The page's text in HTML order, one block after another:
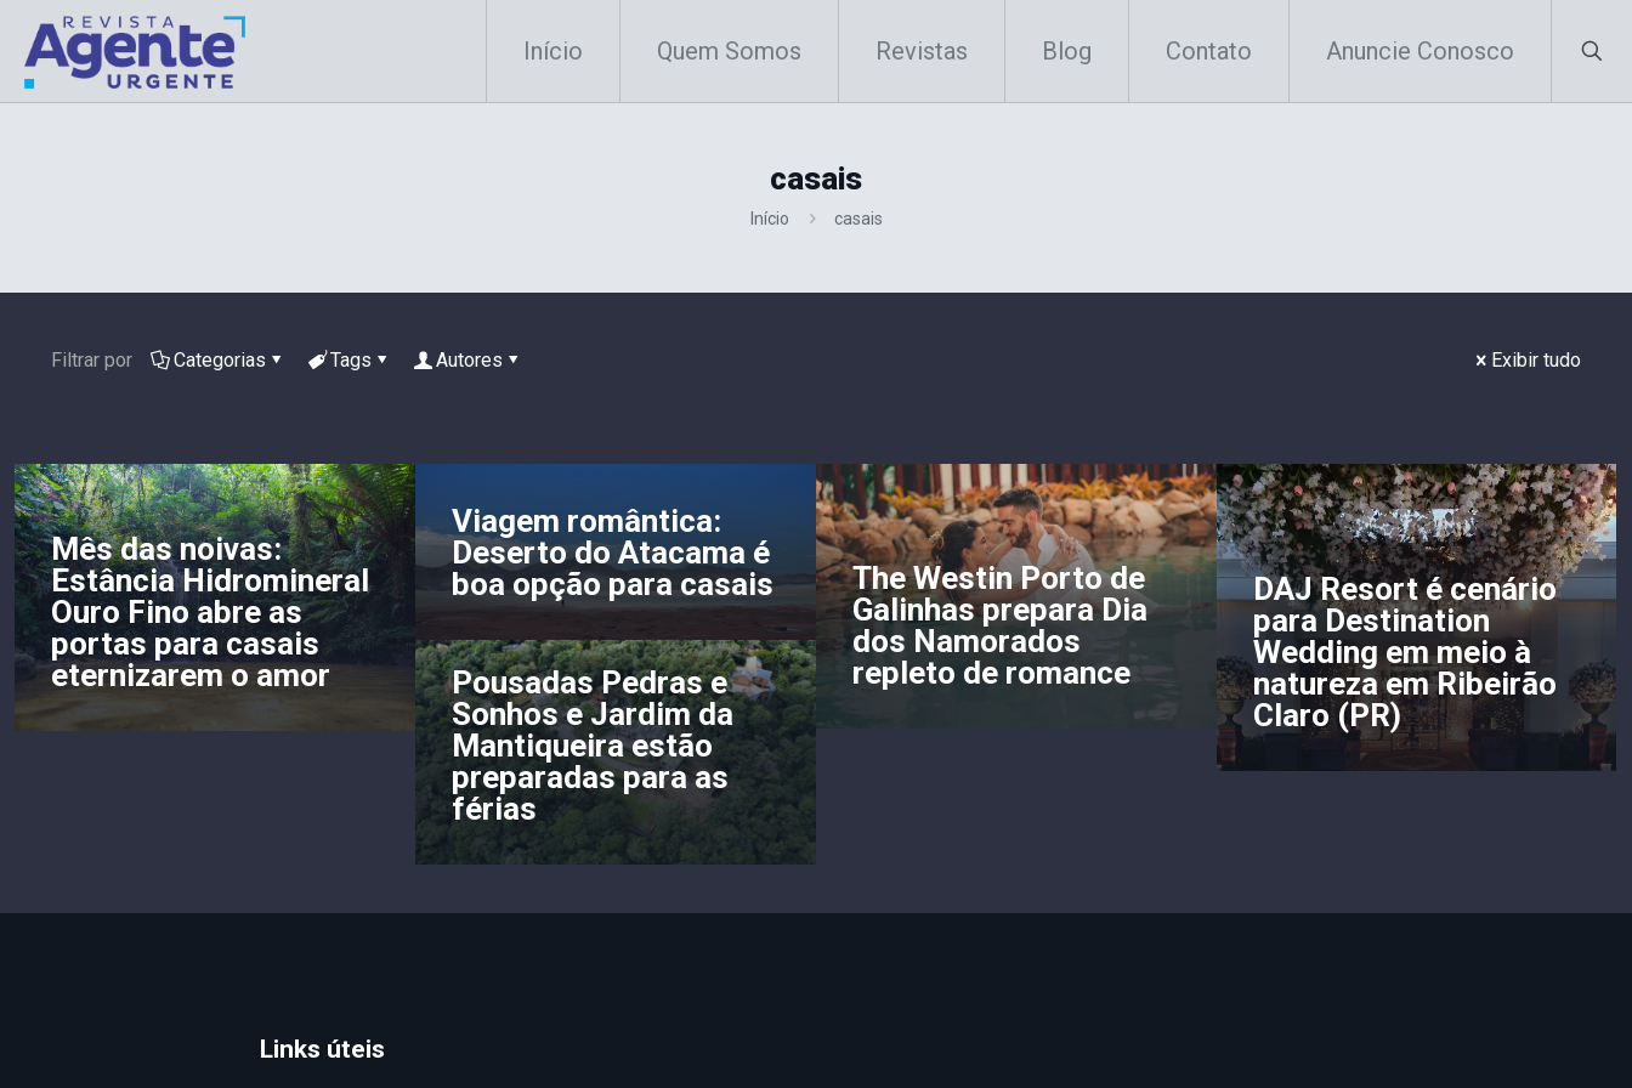
Início Quem Somos Revistas Blog Contato Anuncie Conosco
casais
Início casais
Filtrar por Categorias Tags Autores Exibir tudo
Mês das noivas:
Estância Hidromineral
Ouro Fino abre as
portas para casais
eternizarem o amor
Viagem romântica:
Deserto do Atacama é
boa opção para casais
The Westin Porto de
Galinhas prepara Dia
dos Namorados
repleto de romance
DAJ Resort é cenário
para Destination
Wedding em meio à
natureza em Ribeirão
Claro (PR)
Pousadas Pedras e
Sonhos e Jardim da
Mantiqueira estão
preparadas para as
férias
Links úteis